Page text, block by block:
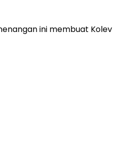
ini membuat Kolev